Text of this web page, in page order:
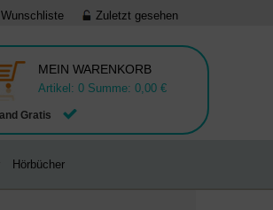
Wunschliste Zuletzt gesehen
Gratis
MEIN WARENKORB
Artikel: 0 Summe: 0,00 €
Hörbücher